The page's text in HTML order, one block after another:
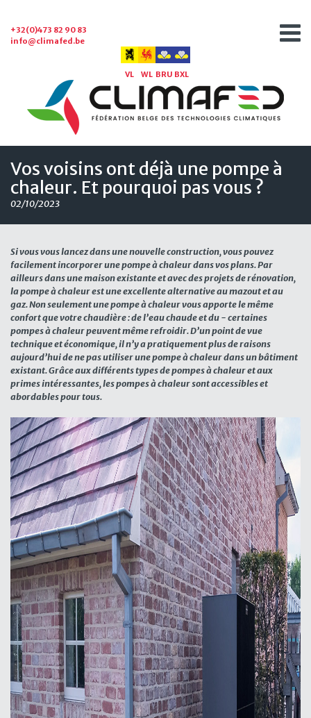
+32(0)473 82 90 83
info@climafed.be
VL WL BRU BXL
Vos voisins ont déjà une pompe à
chaleur. Et pourquoi pas vous ?
02/10/2023
Si vous vous lancez dans une nouvelle construction, vous pouvez
facilement incorporer une pompe à chaleur dans vos plans. Par
ailleurs dans une maison existante et avec des projets de rénovation,
la pompe à chaleur est une excellente alternative au mazout et au
gaz. Non seulement une pompe à chaleur vous apporte le même
confort que votre chaudière : de l’eau chaude et du - certaines
pompes à chaleur peuvent même refroidir. D’un point de vue
technique et économique, il n’y a pratiquement plus de raisons
aujourd’hui de ne pas utiliser une pompe à chaleur dans un bâtiment
existant. Grâce aux différents types de pompes à chaleur et aux
primes intéressantes, les pompes à chaleur sont accessibles et
abordables pour tous.